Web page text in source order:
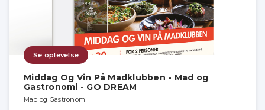
Se oplevelse
Middag Og Vin På Madklubben - Mad og
Gastronomi - GO DREAM
Mad og Gastronomi